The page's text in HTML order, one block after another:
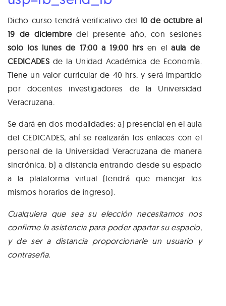
Dicho curso tendrá verificativo del 10 de octubre al
19 de diciembredel presente año, con sesiones
solo los lunes de 17:00 a 19:00 hrs en elaula de
CEDICADESde la Unidad Académica de Economía.
Tiene un valor curricular de 40 hrs. y será impartido
por docentes investigadores de la Universidad
Veracruzana.
Se dará en dos modalidades: a) presencial en el aula
del CEDICADES, ahí se realizarán los enlaces con el
personal de la Universidad Veracruzana de manera
sincrónica. b) a distancia entrando desde su espacio
a la plataforma virtual (tendrá que manejar los
mismos horarios de ingreso).
Cualquiera que sea su elección necesitamos nos
confirme la asistencia para poder apartar su espacio,
y de ser a distancia proporcionarle un usuario y
contraseña.